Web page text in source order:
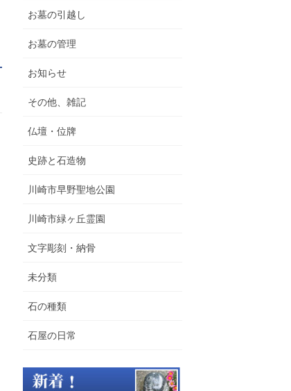
お墓の引越し
お墓の管理
お知らせ
その他、雑記
仏壇・位牌
史跡と石造物
川崎市早野聖地公園
川崎市緑ヶ丘霊園
文字彫刻・納骨
未分類
石の種類
石屋の日常